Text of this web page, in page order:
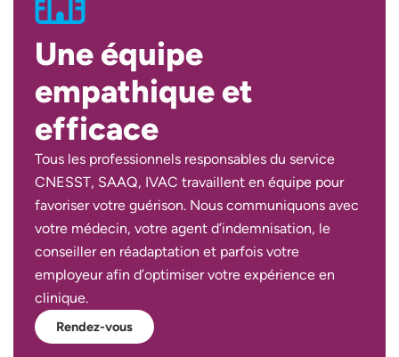
Une équipe
empathique et
efficace
Tous les professionnels responsables du service
CNESST, SAAQ, IVAC travaillent en équipe pour
favoriser votre guérison. Nous communiquons avec
votre médecin, votre agent d’indemnisation, le
conseiller en réadaptation et parfois votre
employeur afin d’optimiser votre expérience en
clinique.
Rendez-vous